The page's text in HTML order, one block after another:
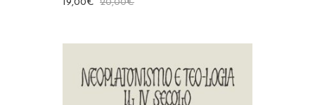
20,00€
19,00€